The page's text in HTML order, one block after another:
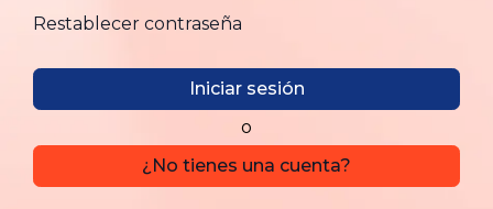
Restablecer contraseña
Iniciar sesión
o
¿No tienes una cuenta?